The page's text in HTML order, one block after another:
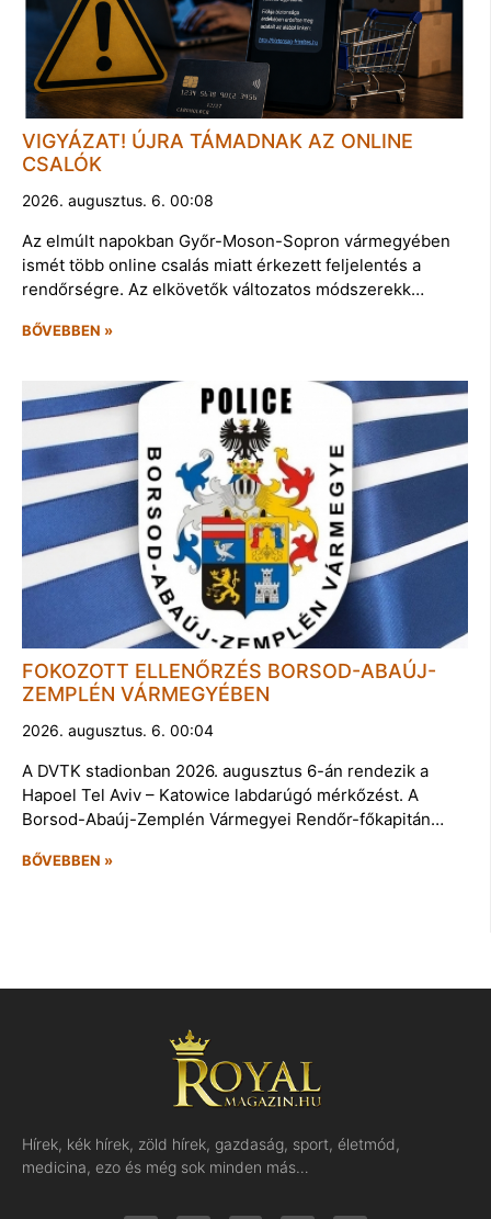
VIGYÁZAT! ÚJRA TÁMADNAK AZ ONLINE
CSALÓK
2026. augusztus. 6. 00:08
Az elmúlt napokban Győr-Moson-Sopron vármegyében
ismét több online csalás miatt érkezett feljelentés a
rendőrségre. Az elkövetők változatos módszerekk…
BŐVEBBEN »
FOKOZOTT ELLENŐRZÉS BORSOD-ABAÚJ-
ZEMPLÉN VÁRMEGYÉBEN
2026. augusztus. 6. 00:04
A DVTK stadionban 2026. augusztus 6-án rendezik a
Hapoel Tel Aviv – Katowice labdarúgó mérkőzést. A
Borsod-Abaúj-Zemplén Vármegyei Rendőr-főkapitán…
BŐVEBBEN »
Hírek, kék hírek, zöld hírek, gazdaság, sport, életmód,
medicina, ezo és még sok minden más…